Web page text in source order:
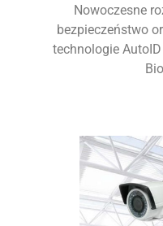
Nowoczesne
bezpieczeństwo
technologie AutoID